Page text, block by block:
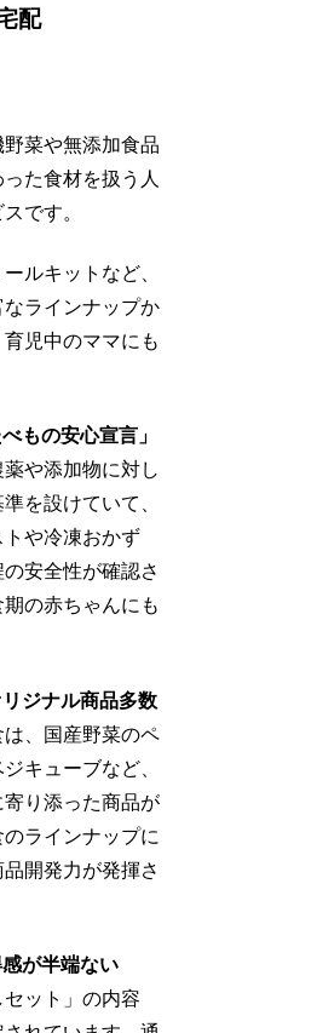
配
菜や無添加食品
た食材を扱う人
です。
ルキットなど、
なラインナップか
児中のママにも
もの安心宣言」
や添加物に対し
を設けていて、
や冷凍おかず
安全性が確認さ
の赤ちゃんにも
ジナル商品多数
、国産野菜のペ
キューブなど、
り添った商品が
ラインナップに
開発力が発揮さ
が半端ない
セット」の内容